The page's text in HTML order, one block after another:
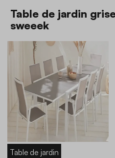
Table de jardin
sweeek
Table de jardin